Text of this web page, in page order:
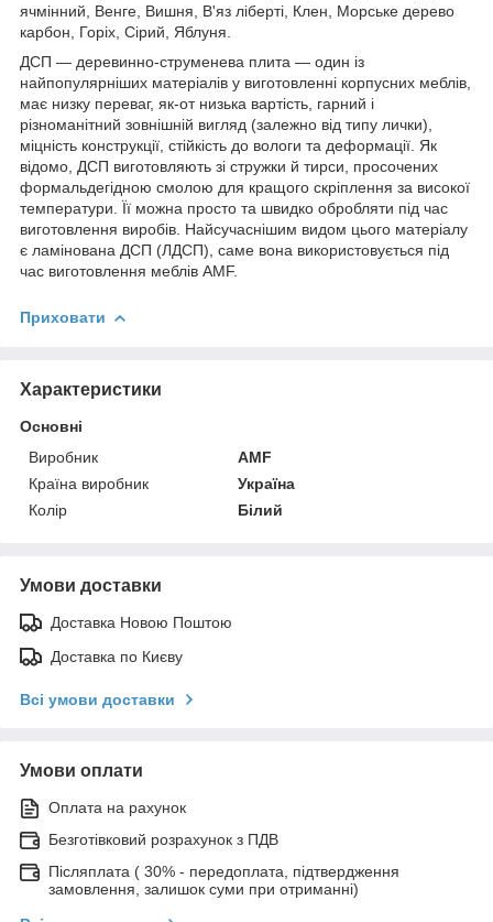
ячмінний, Венге, Вишня, В'яз ліберті, Клен, Морське дерево
карбон, Горіх, Сірий, Яблуня.
ДСП — деревинно-струменева плита — один із
найпопулярніших матеріалів у виготовленні корпусних меблів,
має низку переваг, як-от низька вартість, гарний і
різноманітний зовнішній вигляд (залежно від типу лички),
міцність конструкції, стійкість до вологи та деформації. Як
відомо, ДСП виготовляють зі стружки й тирси, просочених
формальдегідною смолою для кращого скріплення за високої
температури. Її можна просто та швидко обробляти під час
виготовлення виробів. Найсучаснішим видом цього матеріалу
є ламінована ДСП (ЛДСП), саме вона використовується під
час виготовлення меблів AMF.
Приховати
Характеристики
Основні
Виробник
AMF
Країна виробник
Україна
Колір
Білий
Умови доставки
Доставка Новою Поштою
Доставка по Києву
Всі умови доставки
Умови оплати
Оплата на рахунок
Безготівковий розрахунок з ПДВ
Післяплата ( 30% - передоплата, підтвердження
замовлення, залишок суми при отриманні)